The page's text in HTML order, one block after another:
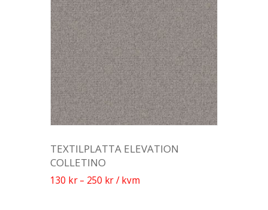
TEXTILPLATTA ELEVATION
COLLETINO
130 kr– 250 kr/ kvm